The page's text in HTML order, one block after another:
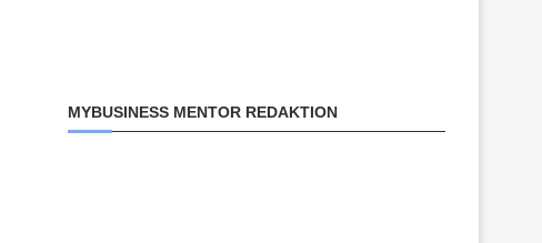
MYBUSINESS MENTOR REDAKTION